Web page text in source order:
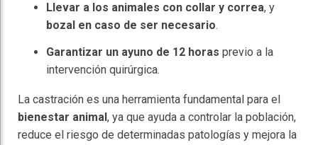
Llevar a los animales con collar y correa, y
bozal en caso de ser necesario.
Garantizar un ayuno de 12 horas previo a la
intervención quirúrgica.
La castración es una herramienta fundamental para el
bienestar animal , ya que ayuda a controlar la población,
reduce el riesgo de determinadas patologías y mejora la